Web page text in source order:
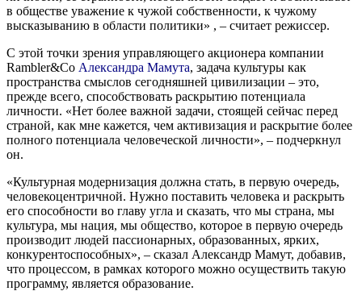
в обществе уважение к чужой собственности, к чужому
высказыванию в области политики» , – считает режиссер.
С этой точки зрения управляющего акционера компании
Rambler&Co Александра Мамута, задача культуры как
пространства смыслов сегодняшней цивилизации – это,
прежде всего, способствовать раскрытию потенциала
личности. «Нет более важной задачи, стоящей сейчас перед
страной, как мне кажется, чем активизация и раскрытие более
полного потенциала человеческой личности», – подчеркнул
он.
«Культурная модернизация должна стать, в первую очередь,
человекоцентричной. Нужно поставить человека и раскрыть
его способности во главу угла и сказать, что мы страна, мы
культура, мы нация, мы общество, которое в первую очередь
производит людей пассионарных, образованных, ярких,
конкурентоспособных», – сказал Александр Мамут, добавив,
что процессом, в рамках которого можно осуществить такую
программу, является образование.